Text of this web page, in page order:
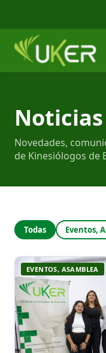
Noticias
Novedades,
de Kinesiólogos de
Todas Eventos,
EVENTOS, ASAMBLEA